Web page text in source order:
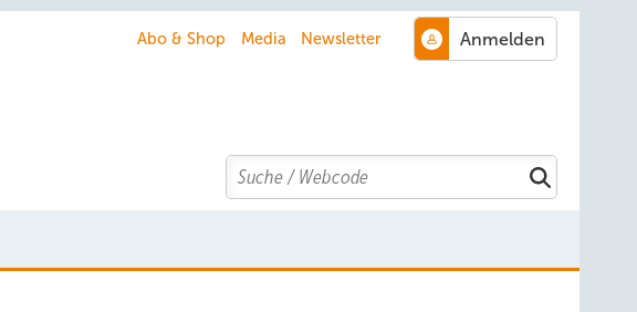
Abo & Shop Media Newsletter
Search